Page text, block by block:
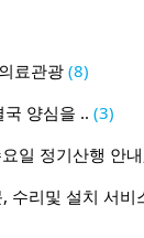
료관광 (8)
양심을 .. (3)
일 정기산행 안
수리및 설치 서비